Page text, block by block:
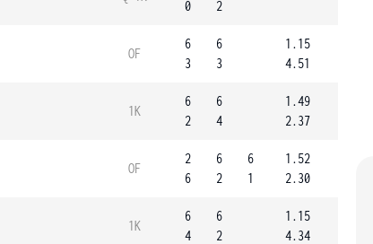
0
2
OF
6
3
6
3
1.15
4.51
1K
6
2
6
4
1.49
2.37
OF
2
6
6
2
6
1
1.52
2.30
1K
6
4
6
2
1.15
4.34